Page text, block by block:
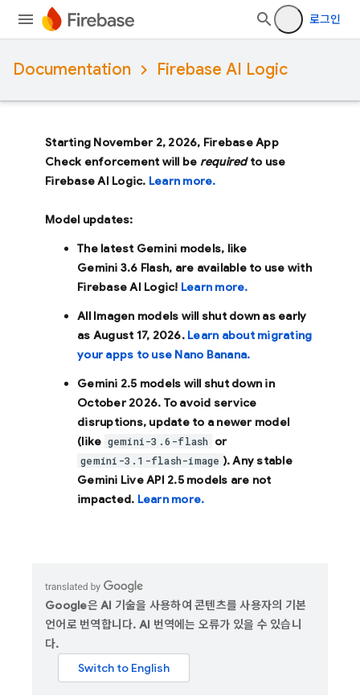
로그인
Documentation Firebase AI Logic
Starting November 2, 2026, Firebase App
Check enforcement will be requiredto use
Firebase AI Logic. Learn more.
Model updates:
The latest Gemini models, like
Gemini 3.6 Flash, are available to use with
Firebase AI Logic! Learn more.
All Imagen models will shut down as early
as August 17, 2026. Learn about migrating
your apps to use Nano Banana.
Gemini 2.5 models will shut down in
October 2026. To avoid service
disruptions, update to a newer model
(like gemini-3.6-flash or
gemini-3.1-flash-image ). Any stable
Gemini Live API 2.5 models are not
impacted. Learn more.
Google은 AI 기술을 사용하여 콘텐츠를 사용자의 기본
언어로 번역합니다. AI 번역에는 오류가 있을 수 있습니
다.